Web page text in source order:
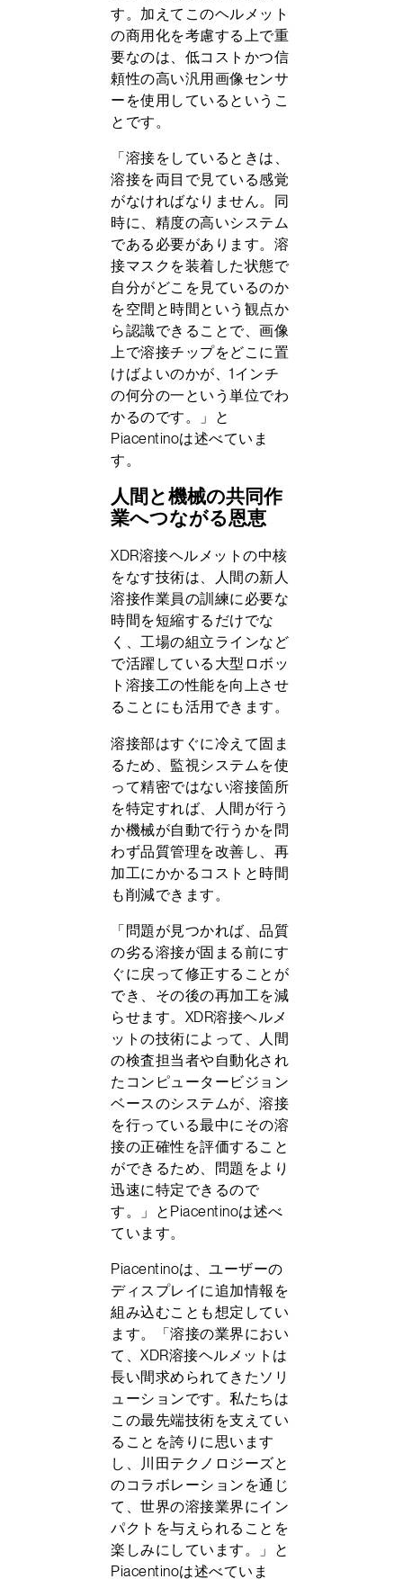
す。加えてこのヘルメット
の商用化を考慮する上で重
要なのは、低コストかつ信
頼性の高い汎用画像センサ
ーを使用しているというこ
とです。
「溶接をしているときは、
溶接を両目で見ている感覚
がなければなりません。同
時に、精度の高いシステム
である必要があります。溶
接マスクを装着した状態で
自分がどこを見ているのか
を空間と時間という観点か
ら認識できることで、画像
上で溶接チップをどこに置
けばよいのかが、1インチ
の何分の一という単位でわ
かるのです。」と
Piacentinoは述べていま
す。
人間と機械の共同作
業へつながる恩恵
XDR溶接ヘルメットの中核
をなす技術は、人間の新人
溶接作業員の訓練に必要な
時間を短縮するだけでな
く、工場の組立ラインなど
で活躍している大型ロボッ
ト溶接工の性能を向上させ
ることにも活用できます。
溶接部はすぐに冷えて固ま
るため、監視システムを使
って精密ではない溶接箇所
を特定すれば、人間が行う
か機械が自動で行うかを問
わず品質管理を改善し、再
加工にかかるコストと時間
も削減できます。
「問題が見つかれば、品質
の劣る溶接が固まる前にす
ぐに戻って修正することが
でき、その後の再加工を減
らせます。XDR溶接ヘルメ
ットの技術によって、人間
の検査担当者や自動化され
たコンピュータービジョン
ベースのシステムが、溶接
を行っている最中にその溶
接の正確性を評価すること
ができるため、問題をより
迅速に特定できるので
す。」とPiacentinoは述べ
ています。
Piacentinoは、ユーザーの
ディスプレイに追加情報を
組み込むことも想定してい
ます。「溶接の業界におい
て、XDR溶接ヘルメットは
長い間求められてきたソリ
ューションです。私たちは
この最先端技術を支えてい
ることを誇りに思います
し、川田テクノロジーズと
のコラボレーションを通じ
て、世界の溶接業界にイン
パクトを与えられることを
楽しみにしています。」と
Piacentinoは述べていま